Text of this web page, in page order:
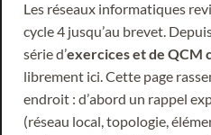
Les réseaux informatiques
cycle 4 jusqu’au brevet.
série d’exercices et de QCM
librement ici. Cette page
endroit : d’abord un rappel
(réseau local, topologie,